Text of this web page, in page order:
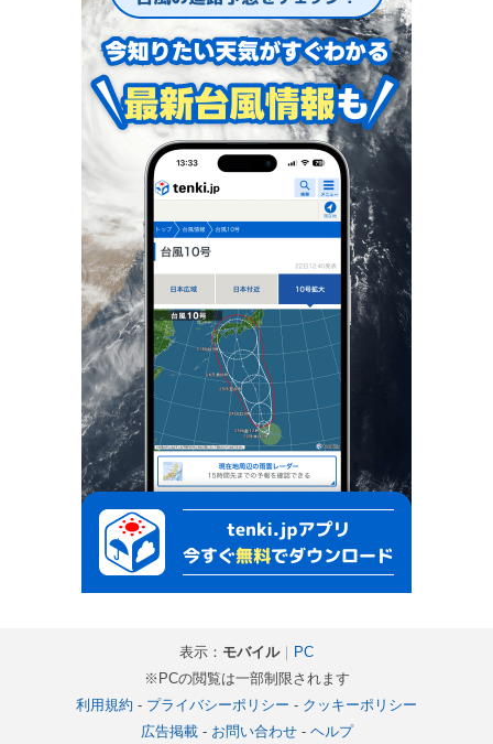
表示： モバイル｜ PC
※PCの閲覧は一部制限されます
利用規約 - プライバシーポリシー - クッキーポリシー
広告掲載- お問い合わせ- ヘルプ